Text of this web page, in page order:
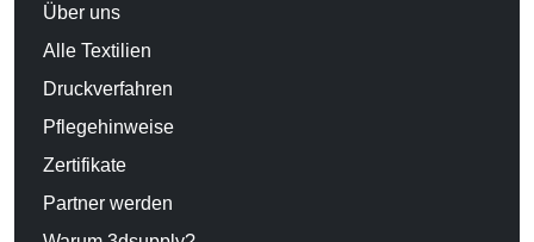
Über uns
Alle Textilien
Druckverfahren
Pflegehinweise
Zertifikate
Partner werden